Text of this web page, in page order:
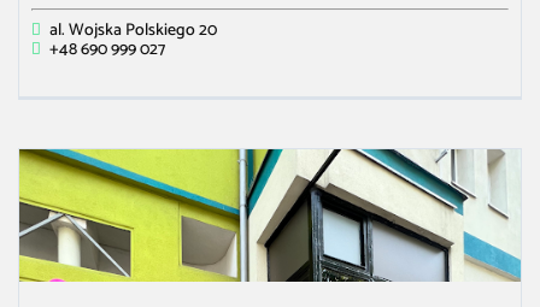
al. Wojska Polskiego 20
+48 690 999 027